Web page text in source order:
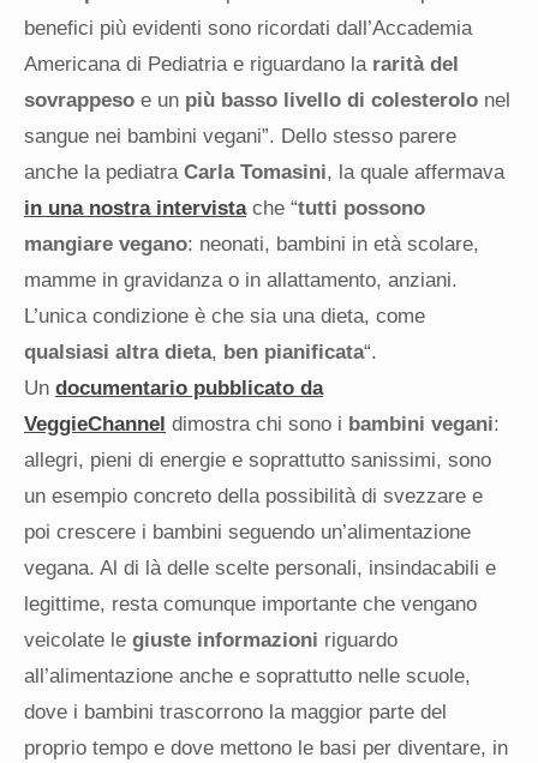
benefici più evidenti sono ricordati dall’Accademia
Americana di Pediatria e riguardano lararità del
sovrappeso e un più basso livello di colesterolo nel
sangue nei bambini vegani”. Dello stesso parere
anche la pediatra Carla Tomasini, la quale affermava
in una nostra intervistache “tutti possono
mangiare vegano: neonati, bambini in età scolare,
mamme in gravidanza o in allattamento, anziani.
L’unica condizione è che sia una dieta, come
qualsiasi altra dieta, ben pianificata“.
Un documentario pubblicato da
VeggieChannel dimostra chi sono i bambini vegani:
allegri, pieni di energie e soprattutto sanissimi, sono
un esempio concreto della possibilità di svezzare e
poi crescere i bambini seguendo un’alimentazione
vegana. Al di là delle scelte personali, insindacabili e
legittime, resta comunque importante che vengano
veicolate le giuste informazioni riguardo
all’alimentazione anche e soprattutto nelle scuole,
dove i bambini trascorrono la maggior parte del
proprio tempo e dove mettono le basi per diventare, in